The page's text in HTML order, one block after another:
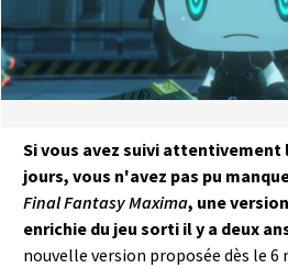
s
y
Si vous avez suivi
jours, vous n'avez pas pu
Final Fantasy Maxima, une
enrichie du jeu sorti il y a deux
nouvelle version proposée dès le 6